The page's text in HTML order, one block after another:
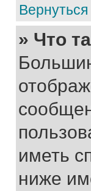
» Что
иметь
ниже